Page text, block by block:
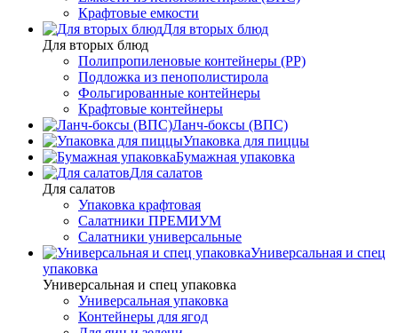
Крафтовые емкости
Для вторых блюд
Для вторых блюд
Полипропиленовые контейнеры (PP)
Подложка из пенополистирола
Фольгированные контейнеры
Крафтовые контейнеры
Ланч-боксы (ВПС)
Упаковка для пиццы
Бумажная упаковка
Для салатов
Для салатов
Упаковка крафтовая
Салатники ПРЕМИУМ
Салатники универсальные
Универсальная и спец
упаковка
Универсальная и спец упаковка
Универсальная упаковка
Контейнеры для ягод